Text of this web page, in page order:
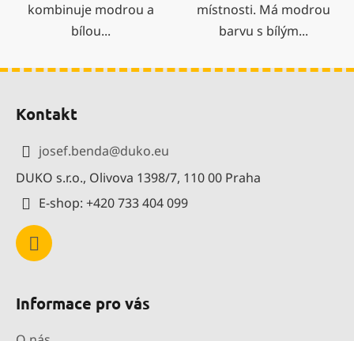
kombinuje modrou a
bílou...
místnosti. Má modrou
barvu s bílým...
Kontakt
josef.benda@duko.eu
DUKO s.r.o., Olivova 1398/7, 110 00 Praha
E-shop: +420 733 404 099
Informace pro vás